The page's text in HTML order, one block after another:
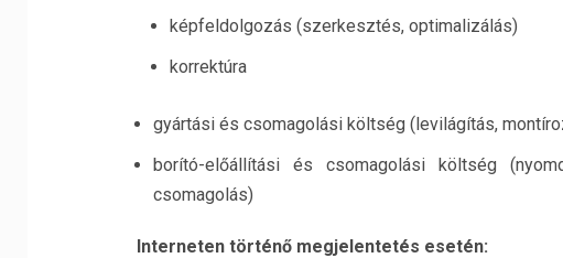
képfeldolgozás (szerkesztés, optimalizálás)
korrektúra
gyártási és csomagolási költség (levilágítás,
borító-előállítási és csomagolási költség
csomagolás)
Interneten történő megjelentetés esetén: